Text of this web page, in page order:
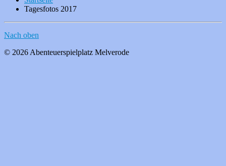
Tagesfotos 2017
Nach oben
© 2026 Abenteuerspielplatz Melverode